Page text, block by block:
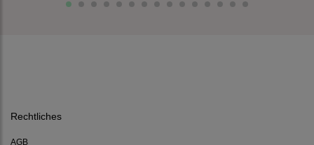
Rechtliches
AGB